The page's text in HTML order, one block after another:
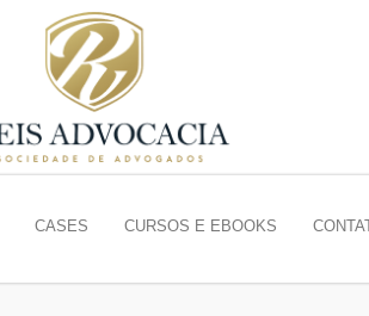
CASES CURSOS E EBOOKS